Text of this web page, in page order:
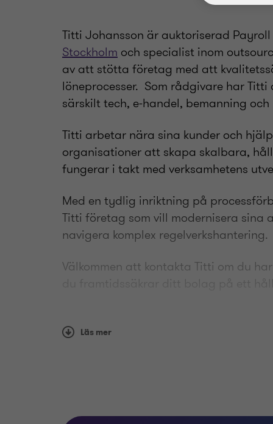
Titti Johansson är auktoriserad
Stockholm och specialist inom
av att stötta företag med att
löneprocesser. Som rådgivare har
särskilt tech, e-handel, bemanning
Titti arbetar nära sina kunder och
organisationer att skapa skalbara,
fungerar i takt med verksamhetens
Med en tydlig inriktning på
Titti företag som vill modernisera sina
navigera komplex regelverkshantering.
Välkommen att kontakta Titti om du
Läs mer